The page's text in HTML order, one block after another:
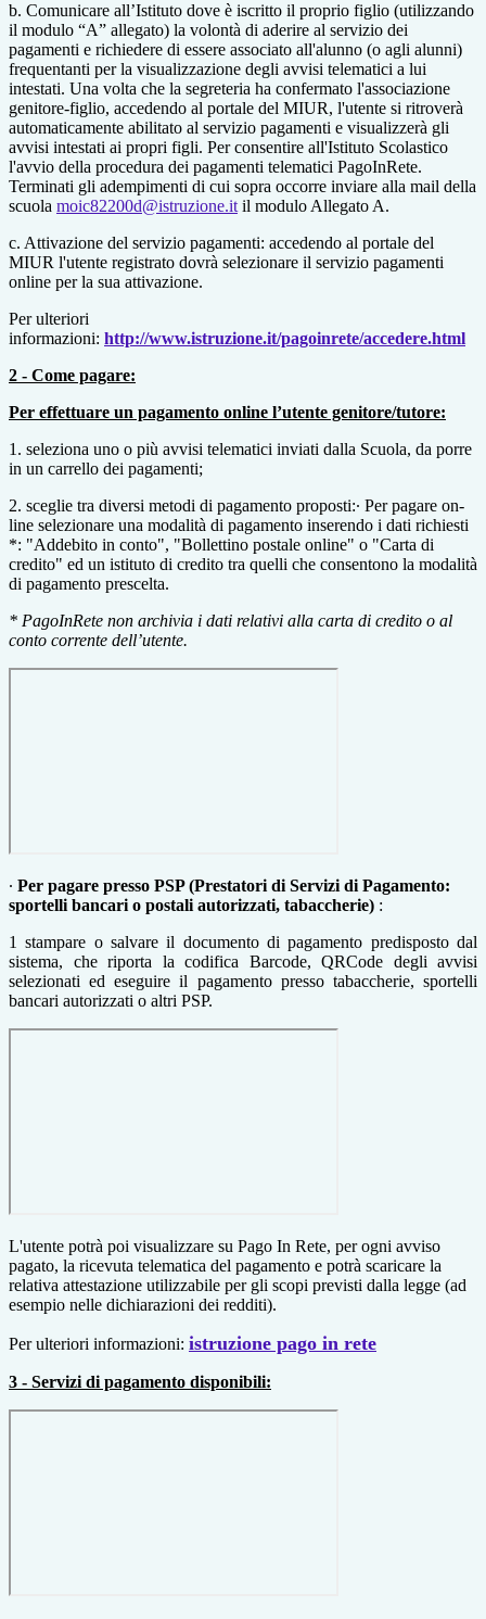
b. Comunicare all’Istituto dove è iscritto il proprio figlio (utilizzando
il modulo “A” allegato) la volontà di aderire al servizio dei
pagamenti e richiedere di essere associato all'alunno (o agli alunni)
frequentanti per la visualizzazione degli avvisi telematici a lui
intestati. Una volta che la segreteria ha confermato l'associazione
genitore-figlio, accedendo al portale del MIUR, l'utente si ritroverà
automaticamente abilitato al servizio pagamenti e visualizzerà gli
avvisi intestati ai propri figli. Per consentire all'Istituto Scolastico
l'avvio della procedura dei pagamenti telematici PagoInRete.
Terminati gli adempimenti di cui sopra occorre inviare alla mail della
scuola moic82200d@istruzione.it il modulo Allegato A.
c. Attivazione del servizio pagamenti: accedendo al portale del
MIUR l'utente registrato dovrà selezionare il servizio pagamenti
online per la sua attivazione.
Per ulteriori
informazioni: http://www.istruzione.it/pagoinrete/accedere.html
2 - Come pagare:
Per effettuare un pagamento online l’utente genitore/tutore:
1. seleziona uno o più avvisi telematici inviati dalla Scuola, da porre
in un carrello dei pagamenti;
2. sceglie tra diversi metodi di pagamento proposti:∙ Per pagare on-
line selezionare una modalità di pagamento inserendo i dati richiesti
*: "Addebito in conto", "Bollettino postale online" o "Carta di
credito" ed un istituto di credito tra quelli che consentono la modalità
di pagamento prescelta.
* PagoInRete non archivia i dati relativi alla carta di credito o al
conto corrente dell’utente.
∙ Per pagare presso PSP (Prestatori di Servizi di Pagamento:
sportelli bancari o postali autorizzati, tabaccherie) :
1 stampare o salvare il documento di pagamento predisposto dal
sistema, che riporta la codifica Barcode, QRCode degli avvisi
selezionati ed eseguire il pagamento presso tabaccherie, sportelli
bancari autorizzati o altri PSP.
L'utente potrà poi visualizzare su Pago In Rete, per ogni avviso
pagato, la ricevuta telematica del pagamento e potrà scaricare la
relativa attestazione utilizzabile per gli scopi previsti dalla legge (ad
esempio nelle dichiarazioni dei redditi).
Per ulteriori informazioni: istruzione pago in rete
3 - Servizi di pagamento disponibili: